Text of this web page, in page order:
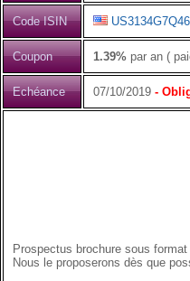
Code ISIN
Coupon 1.39%par an (
Echéance 07/10/2019-
Prospectus brochure sous
Nous le proposerons dès que